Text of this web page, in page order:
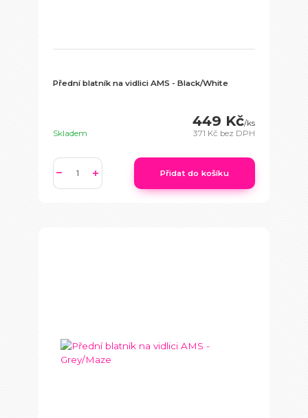
Přední blatník na vidlici AMS - Black/White
449 Kč/ks
371 Kč bez DPH
Skladem
Přidat do košíku